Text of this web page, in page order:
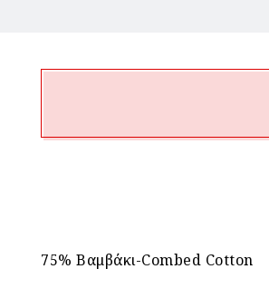
75% Βαμβάκι-Combed Cotton